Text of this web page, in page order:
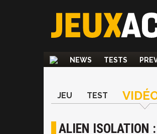
NEWS TESTS
JEU TEST
ALIEN ISOLATION